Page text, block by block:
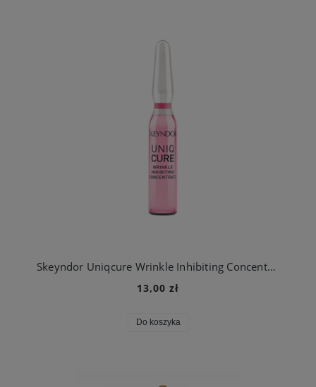
Skeyndor Uniqcure Wrinkle Inhibiting Concentrate - ampułka przeciwzmarszczkowe - 1 szt.
13,00 zł
Do koszyka